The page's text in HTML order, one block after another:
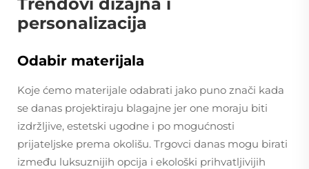
personalizacija
Odabir materijala
Koje ćemo materijale odabrati jako puno znači kada
se danas projektiraju blagajne jer one moraju biti
izdržljive, estetski ugodne i po mogućnosti
prijateljske prema okolišu. Trgovci danas mogu birati
između luksuznijih opcija i ekološki prihvatljivijih